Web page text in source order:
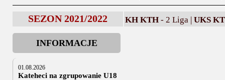
SEZON 2021/2022 KH KTH - 2 Liga | UKS
INFORMACJE
01.08.2026
Kateheci na zgrupowanie U18